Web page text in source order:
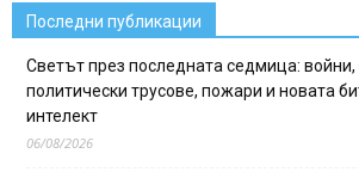
Последни публикации
Светът през последната седмица:
политически трусове, пожари и новата
интелект
06/08/2026